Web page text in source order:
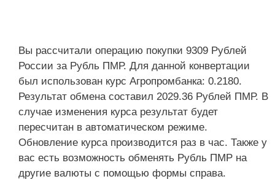
Вы рассчитали операцию покупки 9309 Рублей
России за Рубль ПМР. Для данной конвертации
был использован курс Агропромбанка: 0.2180.
Результат обмена составил 2029.36 Рублей ПМР. В
случае изменения курса результат будет
пересчитан в автоматическом режиме.
Обновление курса производится раз в час. Также у
вас есть возможность обменять Рубль ПМР на
другие валюты с помощью формы справа.